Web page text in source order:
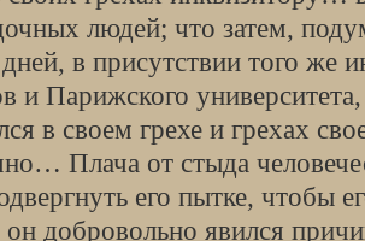
людей; что затем,
в присутствии того же
и Парижского
в своем грехе и грехах
Плача от стыда
его пытке, чтобы
он добровольно явился